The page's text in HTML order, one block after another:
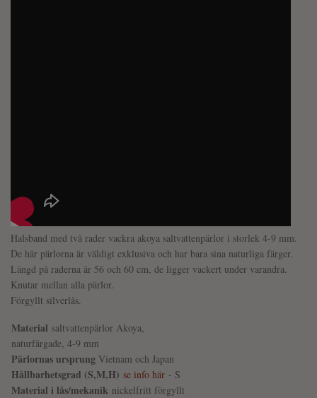
Halsband med två rader vackra akoya saltvattenpärlor i storlek 4-9 mm.
De här pärlorna är väldigt exklusiva och har bara sina naturliga färger.
Längd på raderna är 56 och 60 cm, de ligger vackert under varandra.
Knutar mellan alla pärlor.
Förgyllt silverlås.
Material saltvattenpärlor Akoya,
naturfärgade, 4-9 mm
Pärlornas ursprung Vietnam och Japan
Hållbarhetsgrad (S,M,H) se info här - S
Material i lås/mekanik nickelfritt förgyllt